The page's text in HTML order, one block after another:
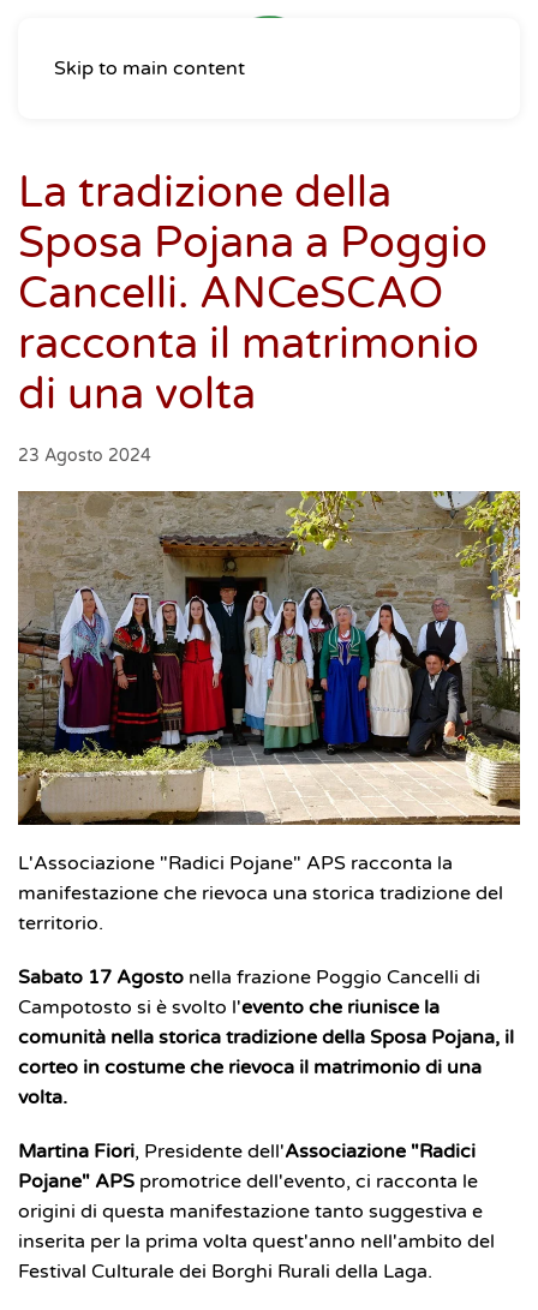
Skip to main content
La tradizione della
Sposa Pojana a Poggio
Cancelli. ANCeSCAO
racconta il matrimonio
di una volta
23 Agosto 2024
L'Associazione "Radici Pojane" APS racconta la
manifestazione che rievoca una storica tradizione del
territorio.
Sabato 17 Agosto nella frazione Poggio Cancelli di
Campotosto si è svolto l'evento che riunisce la
comunità nella storica tradizione della Sposa Pojana, il
corteo in costume che rievoca il matrimonio di una
volta.
Martina Fiori, Presidente dell'Associazione "Radici
Pojane" APS promotrice dell'evento, ci racconta le
origini di questa manifestazione tanto suggestiva e
inserita per la prima volta quest'anno nell'ambito del
Festival Culturale dei Borghi Rurali della Laga.